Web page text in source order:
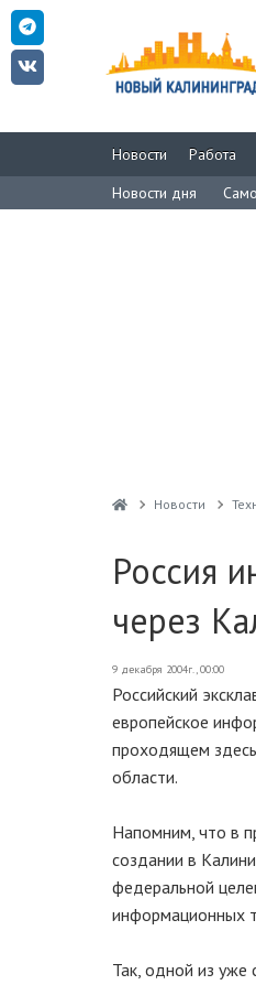
Новости Работа
Новости дня
Новости
Россия
через
9 декабря 2004г., 00:00
Российский
европейское
проходящем
области.
Напомним, что в
создании в
федеральной
информационных
Так, одной из уже